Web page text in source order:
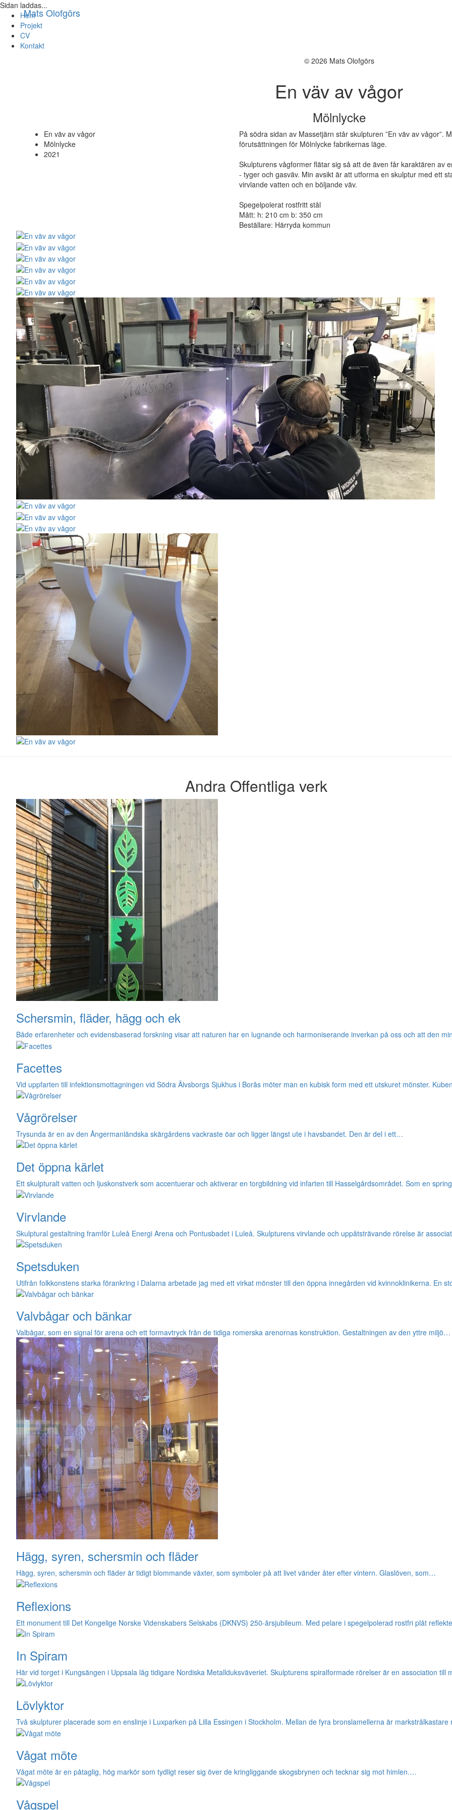
Sidan laddas...
Hem
Projekt
CV
Kontakt
© 2026 Mats Olofgörs
Mats Olofgörs
En väv av vågor
Mölnlycke
En väv av vågor
Mölnlycke
2021
På södra sidan av Massetjärn står skulpturen ”En väv av vågor”.
förutsättningen för Mölnlycke fabrikernas läge.
Skulpturens vågformer flätar sig så att de även får karaktären av
- tyger och gasväv. Min avsikt är att utforma en skulptur med ett
virvlande vatten och en böljande väv.
Spegelpolerat rostfritt stål
Mått: h: 210 cm b: 350 cm
Beställare: Härryda kommun
Andra Offentliga verk
Schersmin, fläder, hägg och ek
Både erfarenheter och evidensbaserad forskning visar att naturen har en lugnande och harmoniserande inverkan på oss och att den
Facettes
Vid uppfarten till infektionsmottagningen vid Södra Älvsborgs Sjukhus i Borås möter man en kubisk form med ett utskuret mönster.
Vågrörelser
Trysunda är en av den Ångermanländska skärgårdens vackraste öar och ligger längst ute i havsbandet. Den är del i ett…
Det öppna kärlet
Ett skulpturalt vatten och ljuskonstverk som accentuerar och aktiverar en torgbildning vid infarten till Hasselgårdsområdet. Som en
Virvlande
Skulptural gestaltning framför Luleå Energi Arena och Pontusbadet i Luleå. Skulpturens virvlande och uppåtsträvande rörelse är
Spetsduken
Utifrån folkkonstens starka förankring i Dalarna arbetade jag med ett virkat mönster till den öppna innegården vid kvinnoklinikerna. En
Valvbågar och bänkar
Valbågar, som en signal för arena och ett formavtryck från de tidiga romerska arenornas konstruktion. Gestaltningen av den yttre miljö…
Hägg, syren, schersmin och fläder
Hägg, syren, schersmin och fläder är tidigt blommande växter, som symboler på att livet vänder åter efter vintern. Glaslöven, som…
Reflexions
Ett monument till Det Kongelige Norske Videnskabers Selskabs (DKNVS) 250-årsjubileum. Med pelare i spegelpolerad rostfri plåt
In Spiram
Här vid torget i Kungsängen i Uppsala låg tidigare Nordiska Metallduksväveriet. Skulpturens spiralformade rörelser är en association till
Lövlyktor
Två skulpturer placerade som en enslinje i Luxparken på Lilla Essingen i Stockholm. Mellan de fyra bronslamellerna är
Vågat möte
Vågat möte är en påtaglig, hög markör som tydligt reser sig över de kringliggande skogsbrynen och tecknar sig mot himlen.…
Vågspel